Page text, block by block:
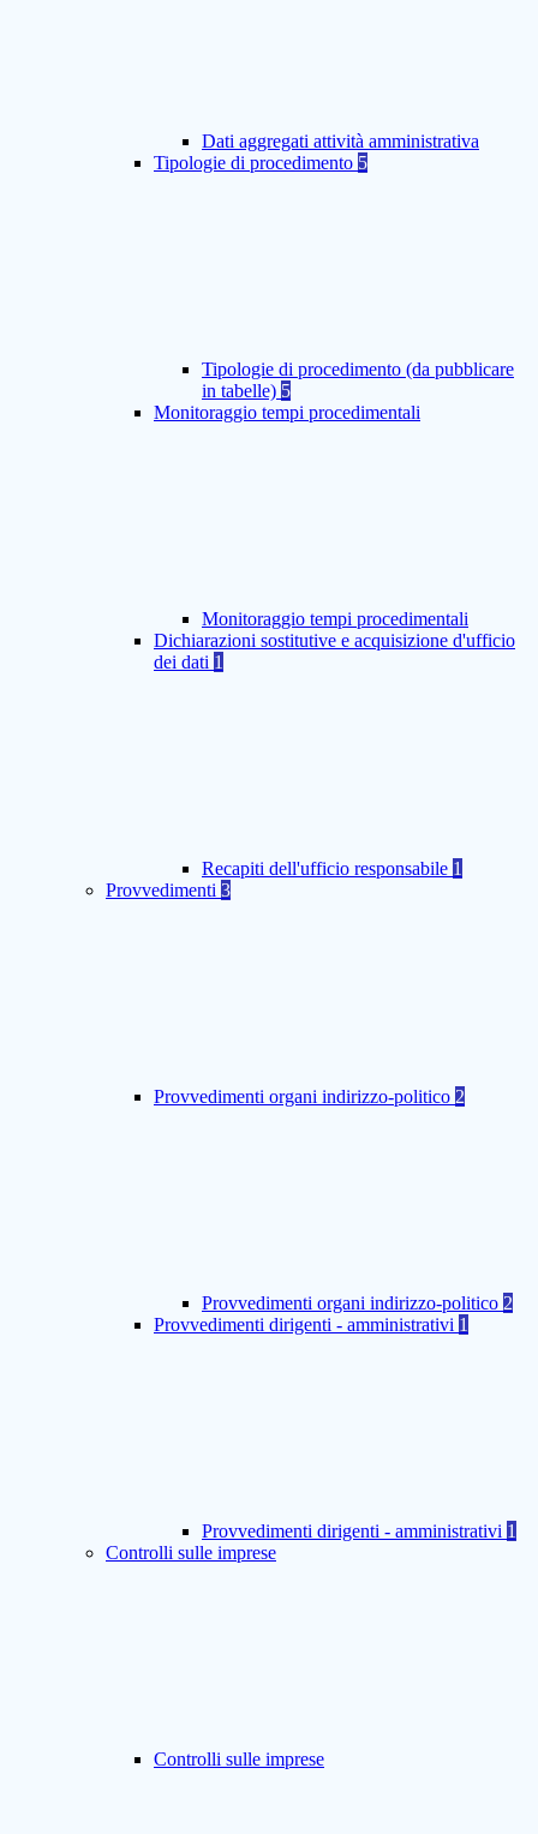
Dati aggregati attività amministrativa
Tipologie di procedimento 5
Tipologie di procedimento (da pubblicare
in tabelle) 5
Monitoraggio tempi procedimentali
Monitoraggio tempi procedimentali
Dichiarazioni sostitutive e acquisizione d'ufficio
dei dati 1
Recapiti dell'ufficio responsabile 1
Provvedimenti 3
Provvedimenti organi indirizzo-politico 2
Provvedimenti organi indirizzo-politico 2
Provvedimenti dirigenti - amministrativi 1
Provvedimenti dirigenti - amministrativi 1
Controlli sulle imprese
Controlli sulle imprese